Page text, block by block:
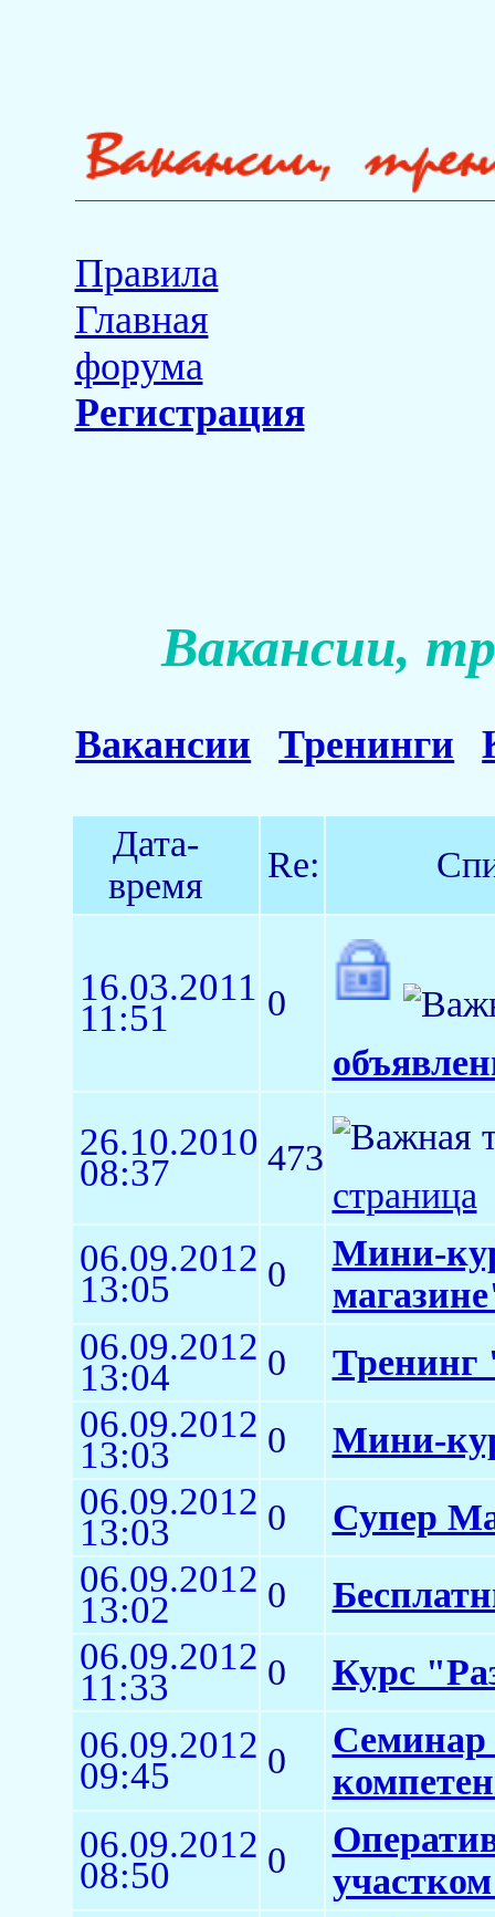
Правила
Главная
форума
Регистрация
Вакансии,
Вакансии Тренинги
Дата-
время
Re:
16.03.2011
11:51
0
26.10.2010
08:37
473
страница
06.09.2012
13:05 0
Мини-
06.09.2012
13:04 0 Тренинг
06.09.2012
13:03 0 Мини-
06.09.2012
13:03 0 Супер
06.09.2012
13:02 0
06.09.2012
11:33 0 Курс
06.09.2012
09:45 0
Семинар
06.09.2012
08:50 0